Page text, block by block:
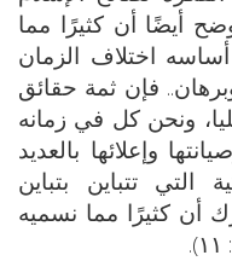
أيضًا أن كثيرًا مما
اختلاف الزمان
فإن ثمة حقائق
ونحن كل في زمانه
وإعلائها بالعديد
التي تتباين بتباين
أن كثيرًا مما نسميه